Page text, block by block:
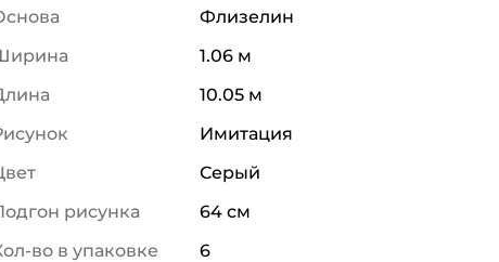
Флизелин
1.06 м
10.05 м
Имитация
Серый
рисунка
64 см
во в упаковке
6